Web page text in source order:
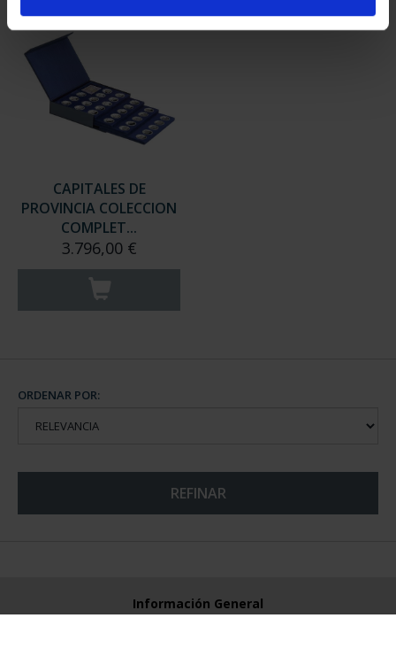
CAPITALES DE
PROVINCIA COLECCION
COMPLET...
3.796,00 €
ORDENAR POR:
REFINAR
Información General